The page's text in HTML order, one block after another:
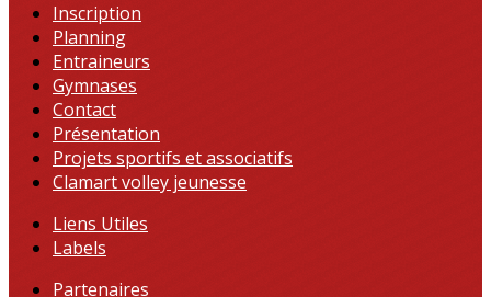
Inscription
Planning
Entraineurs
Gymnases
Contact
Présentation
Projets sportifs et associatifs
Clamart volley jeunesse
Liens Utiles
Labels
Partenaires